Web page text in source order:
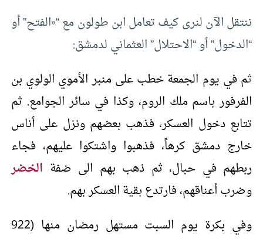
ننتقل الآن لنرى كيف تعامل ابن طولون مع “«الفتح” أو
“الدخول” أو “الاحتلال” العثماني لدمشق:
ثم في يوم الجمعة خطب على منبر الأموي الولوي بن
الفرفور باسم ملك الروم، وكذا في سائر الجوامع. ثم
تتابع دخول العسكر، فذهب بعضهم ونزل على أناس
خارج دمشق كرهاً، فذهبوا واشتكوا عليهم، فجاء
ربطهم في حبال، ثم ذهب بهم الى ضفة الخضر
وضرب أعناقهم، فارتدع بقية العسكر بهم.
وفي بكرة يوم السبت مستهل رمضان منها (922